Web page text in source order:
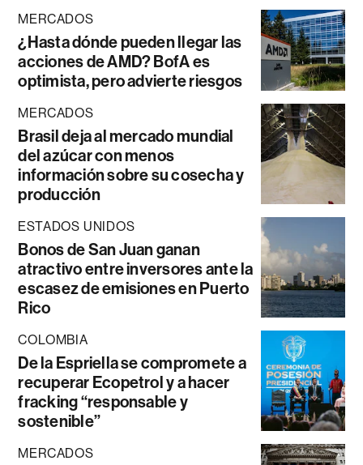
MERCADOS
¿Hasta dónde pueden llegar las
acciones de AMD? BofA es
optimista, pero advierte riesgos
MERCADOS
Brasil deja al mercado mundial
del azúcar con menos
información sobre su cosecha y
producción
ESTADOS UNIDOS
Bonos de San Juan ganan
atractivo entre inversores ante la
escasez de emisiones en Puerto
Rico
COLOMBIA
De la Espriella se compromete a
recuperar Ecopetrol y a hacer
fracking “responsable y
sostenible”
MERCADOS